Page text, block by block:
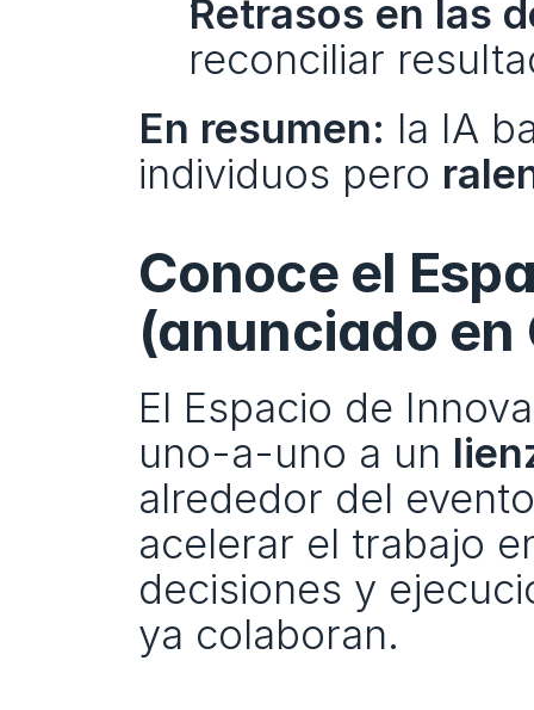
Retrasos en las
reconciliar
En resumen: la IA
individuos pero
Conoce el
(anunciado en
El Espacio de
uno-a-uno a un
alrededor del
acelerar el trabajo
decisiones y
ya colaboran.